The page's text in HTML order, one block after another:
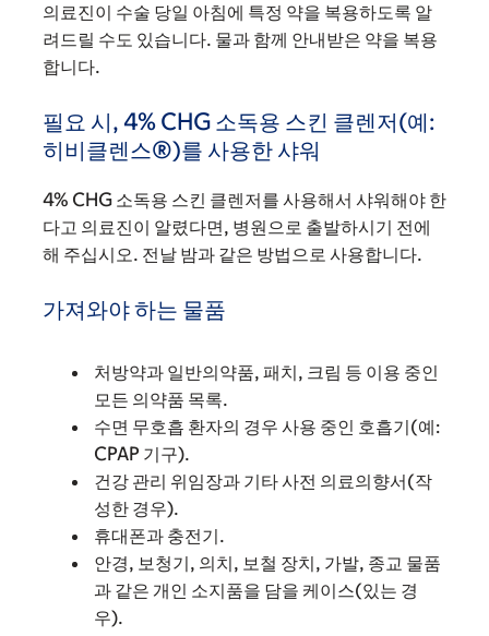
의료진이 수술 당일 아침에 특정 약을 복용하도록 알
려드릴 수도 있습니다. 물과 함께 안내받은 약을 복용
합니다.
필요 시, 4% CHG 소독용 스킨 클렌저(예:
히비클렌스®)를 사용한 샤워
4% CHG 소독용 스킨 클렌저를 사용해서 샤워해야 한
다고 의료진이 알렸다면, 병원으로 출발하시기 전에
해 주십시오. 전날 밤과 같은 방법으로 사용합니다.
가져와야 하는 물품
처방약과 일반의약품, 패치, 크림 등 이용 중인
모든 의약품 목록.
수면 무호흡 환자의 경우 사용 중인 호흡기(예:
CPAP 기구).
건강 관리 위임장과 기타 사전 의료의향서(작
성한 경우).
휴대폰과 충전기.
안경, 보청기, 의치, 보철 장치, 가발, 종교 물품
과 같은 개인 소지품을 담을 케이스(있는 경
우).